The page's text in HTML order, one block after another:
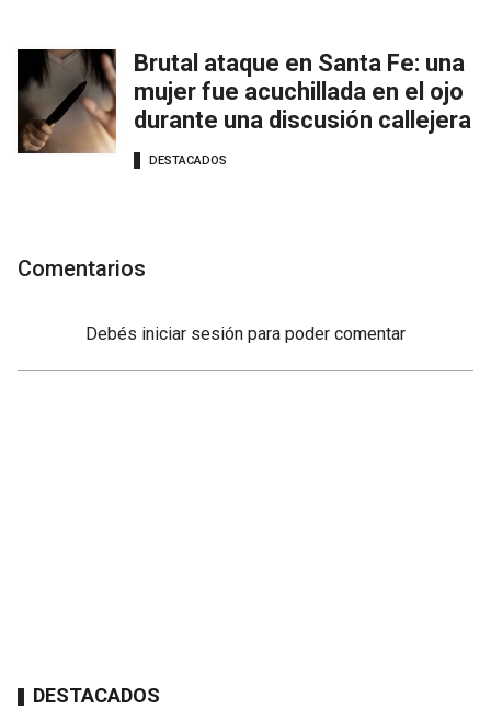
Brutal ataque en Santa Fe: una
mujer fue acuchillada en el ojo
durante una discusión callejera
DESTACADOS
Comentarios
Debés iniciar sesión para poder comentar
DESTACADOS